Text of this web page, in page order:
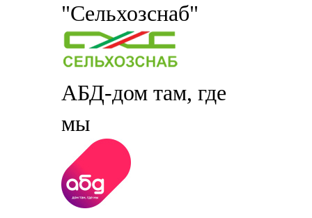
"Сельхозснаб"
АБД-дом там, где
мы